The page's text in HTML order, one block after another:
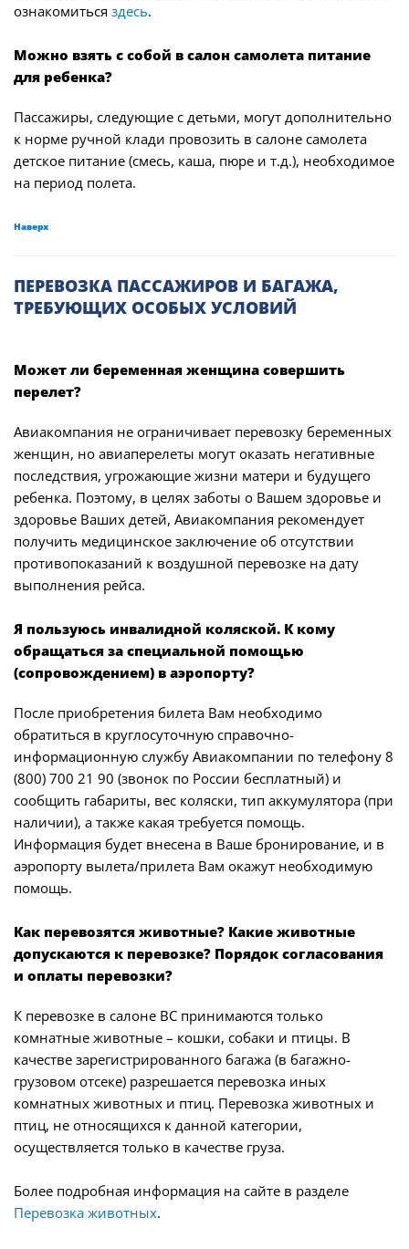
ознакомиться здесь.
Можно взять с собой в салон самолета питание
для ребенка?
Пассажиры, следующие с детьми, могут дополнительно
к норме ручной клади провозить в салоне самолета
детское питание (смесь, каша, пюре и т.д.), необходимое
на период полета.
Наверх
ПЕРЕВОЗКА ПАССАЖИРОВ И БАГАЖА,
ТРЕБУЮЩИХ ОСОБЫХ УСЛОВИЙ
Может ли беременная женщина совершить
перелет?
Авиакомпания не ограничивает перевозку беременных
женщин, но авиаперелеты могут оказать негативные
последствия, угрожающие жизни матери и будущего
ребенка. Поэтому, в целях заботы о Вашем здоровье и
здоровье Ваших детей, Авиакомпания рекомендует
получить медицинское заключение об отсутствии
противопоказаний к воздушной перевозке на дату
выполнения рейса.
Я пользуюсь инвалидной коляской. К кому
обращаться за специальной помощью
(сопровождением) в аэропорту?
После приобретения билета Вам необходимо
обратиться в круглосуточную справочно-
информационную службу Авиакомпании по телефону 8
(800) 700 21 90 (звонок по России бесплатный) и
сообщить габариты, вес коляски, тип аккумулятора (при
наличии), а также какая требуется помощь.
Информация будет внесена в Ваше бронирование, и в
аэропорту вылета/прилета Вам окажут необходимую
помощь.
Как перевозятся животные? Какие животные
допускаются к перевозке? Порядок согласования
и оплаты перевозки?
К перевозке в салоне ВС принимаются только
комнатные животные – кошки, собаки и птицы. В
качестве зарегистрированного багажа (в багажно-
грузовом отсеке) разрешается перевозка иных
комнатных животных и птиц. Перевозка животных и
птиц, не относящихся к данной категории,
осуществляется только в качестве груза.
Более подробная информация на сайте в разделе
Перевозка животных.